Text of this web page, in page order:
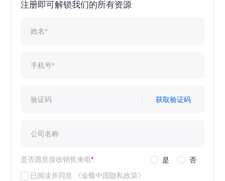
注册即可解锁我们的所有资源
获取验证码
是否愿意接收销售来电* 是
否
已阅读并同意
《金蝶中国隐私政策》